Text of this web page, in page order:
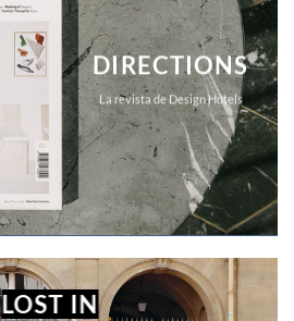
DIRECTIONS
La revista de Design Hotels
LOST IN